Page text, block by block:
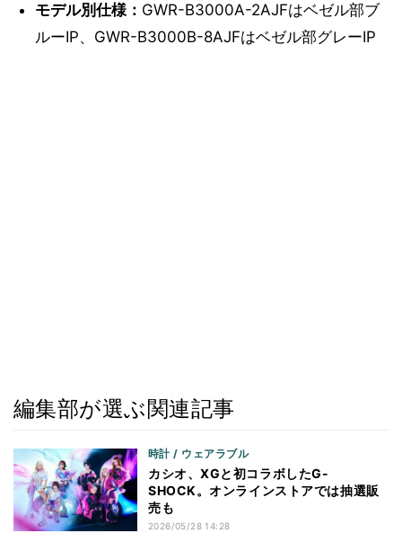
モデル別仕様： GWR-B3000A-2AJFはベゼル部ブ
ルーIP、GWR-B3000B-8AJFはベゼル部グレーIP
編集部が選ぶ関連記事
時計 / ウェアラブル
カシオ、XGと初コラボしたG-
SHOCK。オンラインストアでは抽選販
売も
2026/05/28 14:28